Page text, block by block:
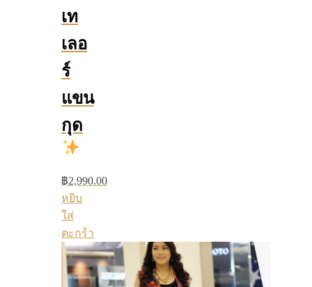
เท
เลอ
ร์
แขน
กุด
฿2,990.00
หยิบ
ใส่
ตะกร้า